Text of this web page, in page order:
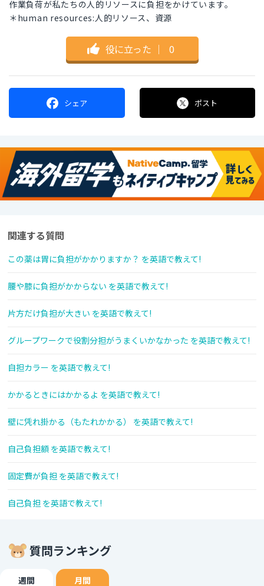
作業負荷が私たちの人的リソースに負担をかけています。
＊human resources:人的リソース、資源
役に立った ｜ 0
シェア ポスト
関連する質問
この薬は胃に負担がかかりますか？ を英語で教えて!
腰や膝に負担がかからない を英語で教えて!
片方だけ負担が大きい を英語で教えて!
グループワークで役割分担がうまくいかなかった を英語で教えて!
自担カラー を英語で教えて!
かかるときにはかかるよ を英語で教えて!
壁に凭れ掛かる（もたれかかる） を英語で教えて!
自己負担額 を英語で教えて!
固定費が負担 を英語で教えて!
自己負担 を英語で教えて!
質問ランキング
週間 月間